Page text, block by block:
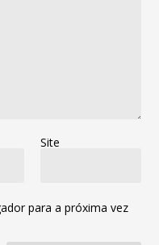
Site
para a próxima vez